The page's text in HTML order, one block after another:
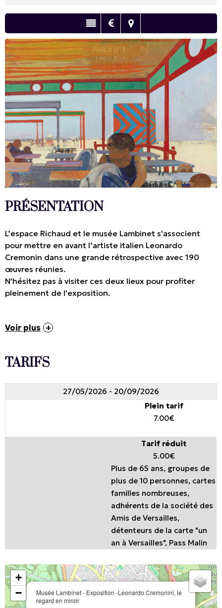
PRÉSENTATION
L’espace Richaud et le musée Lambinet s'associent
pour mettre en avant l’artiste italien Leonardo
Cremonin dans une grande rétrospective avec 190
œuvres réunies.
N'hésitez pas à visiter ces deux lieux pour profiter
pleinement de l'exposition.
Voir plus
TARIFS
27/05/2026 - 20/09/2026
Plein tarif
7.00€
Tarif réduit
5.00€
Plus de 65 ans, groupes de
plus de 10 personnes, cartes
familles nombreuses,
adhérents de la société des
Amis de Versailles,
détenteurs de la carte "un
an à Versailles", Pass Malin
Musée Lambinet - Exposition -Leonardo Cremonini, le
regard en miroir
+
−